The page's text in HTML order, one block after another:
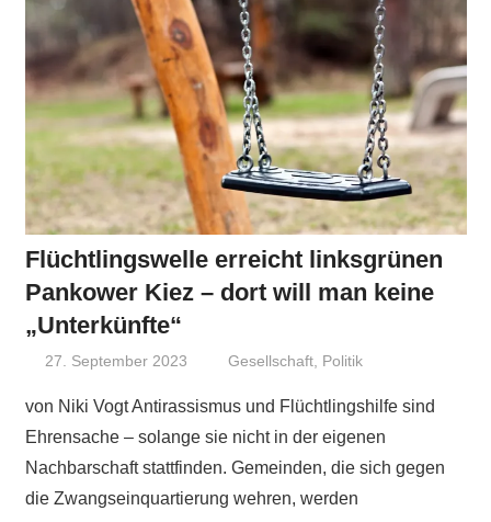
Flüchtlingswelle erreicht linksgrünen
Pankower Kiez – dort will man keine
„Unterkünfte“
27. September 2023 Niki Vogt
Gesellschaft, Politik
von Niki Vogt Antirassismus und Flüchtlingshilfe sind
Ehrensache – solange sie nicht in der eigenen
Nachbarschaft stattfinden. Gemeinden, die sich gegen
die Zwangseinquartierung wehren, werden